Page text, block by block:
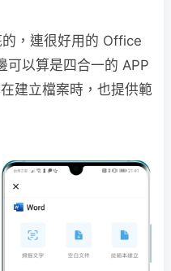
，連很好用的 Office
可以算是四合一的 APP
建立檔案時，也提供範